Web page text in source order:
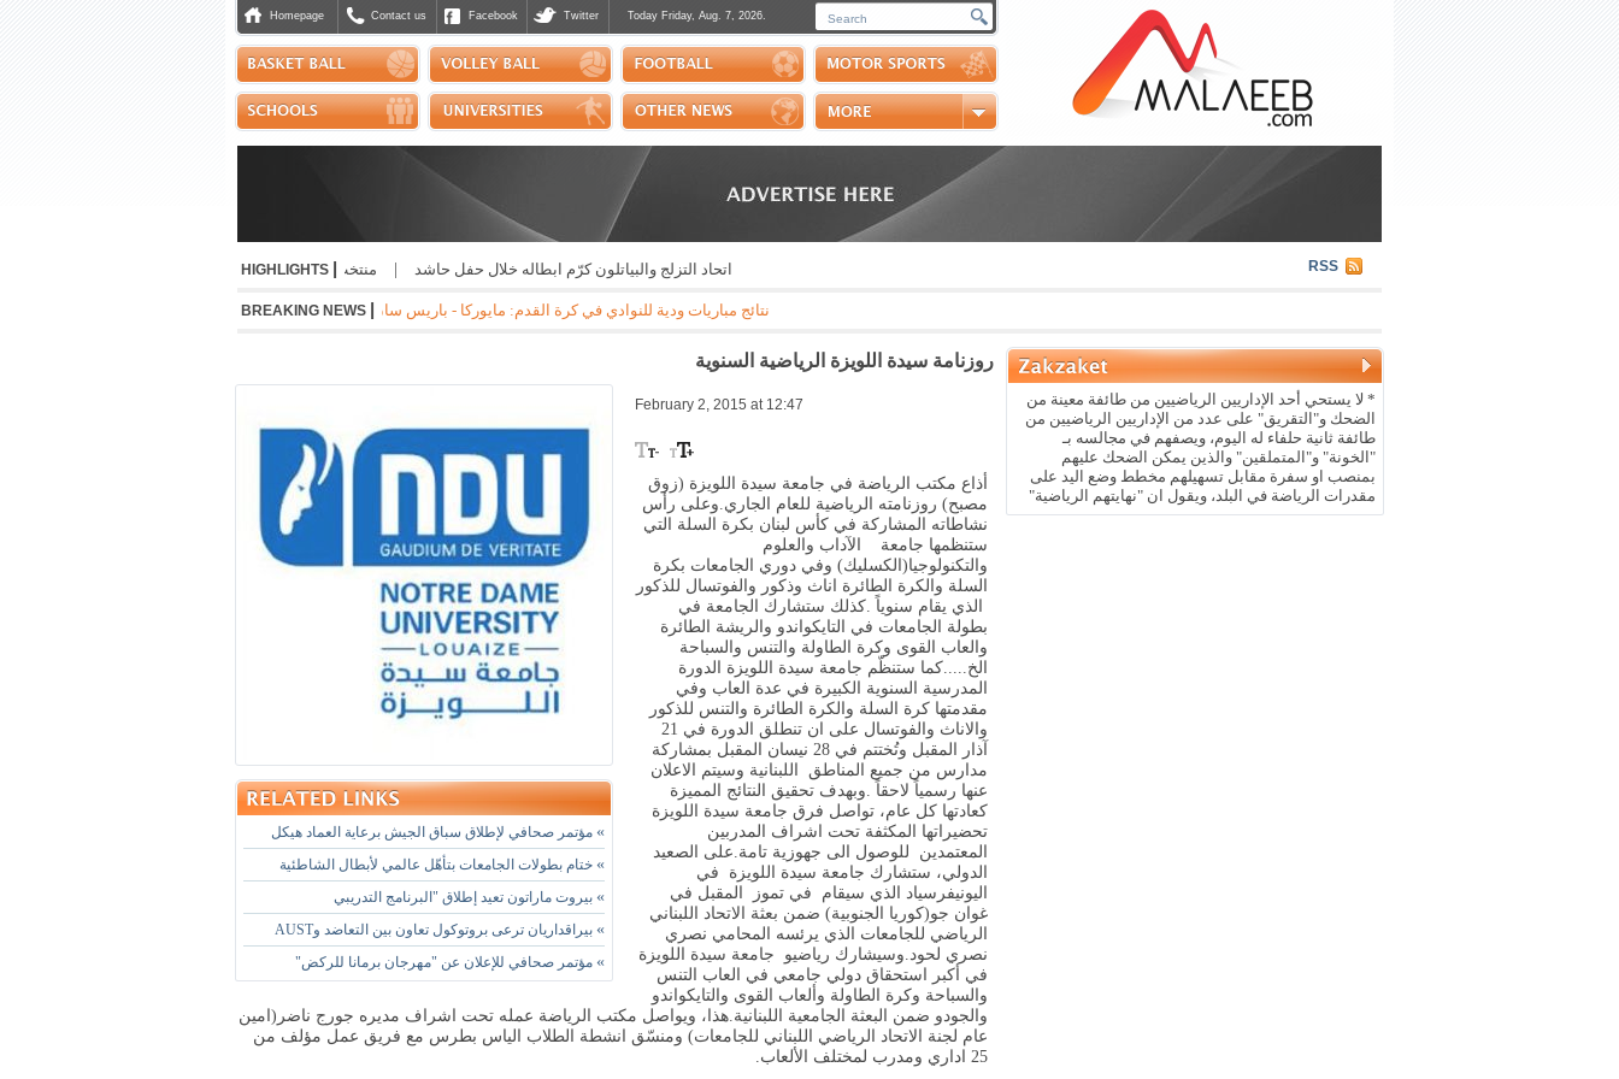
Homepage Contact us Facebook Twitter Today Friday, Aug. 7, 2026.
Polls
Scores
Handball
HIGHLIGHTS |
منتخب التايكواندو إلى "بطولة الحسن" الاردنية | اتحاد التزلج والبياتلون كرّم ابطاله خلال حفل حاشد RSS
BREAKING NEWS |
نتائج مباريات ودية للنوادي في كرة القدم: مايوركا - باريس سان جيرمان 3-0 * ريال بيتيس - ارسنال 3-1 * نابولي - اوساسونا 2-1 * جوفنتوس - تشيلسي 1-0 * مانشستر سيتي - نجوم الدوري الكوري 3-1 * ميلان - انتر 1-1
روزنامة سيدة اللويزة الرياضية السنوية
» مؤتمر صحافي لإطلاق سباق الجيش برعاية العماد هيكل
» ختام بطولات الجامعات بتأهّل عالمي لأبطال الشاطئية
» بيروت ماراتون تعيد إطلاق "البرنامج التدريبي
» بيراقداريان ترعى بروتوكول تعاون بين التعاضد وAUST
» مؤتمر صحافي للإعلان عن "مهرجان برمانا للركض"
February 2, 2015 at 12:47
أذاع مكتب الرياضة في جامعة سيدة اللويزة (زوق
مصبح) روزنامته الرياضية للعام الجاري.وعلى رأس
نشاطاته المشاركة في كأس لبنان بكرة السلة التي
ستنظمها جامعة الآداب والعلوم
والتكنولوجيا(الكسليك) وفي دوري الجامعات بكرة
السلة والكرة الطائرة اناث وذكور والفوتسال للذكور
الذي يقام سنوياً .كذلك ستشارك الجامعة في
بطولة الجامعات في التايكواندو والريشة الطائرة
والعاب القوى وكرة الطاولة والتنس والسباحة
الخ.....كما ستنظّم جامعة سيدة اللويزة الدورة
المدرسية السنوية الكبيرة في عدة العاب وفي
مقدمتها كرة السلة والكرة الطائرة والتنس للذكور
والاناث والفوتسال على ان تنطلق الدورة في 21
آذار المقبل وتُختتم في 28 نيسان المقبل بمشاركة
مدارس من جميع المناطق اللبنانية وسيتم الاعلان
عنها رسمياً لاحقاً .وبهدف تحقيق النتائج المميزة
كعادتها كل عام، تواصل فرق جامعة سيدة اللويزة
تحضيراتها المكثفة تحت اشراف المدربين
المعتمدين للوصول الى جهوزية تامة.على الصعيد
الدولي، ستشارك جامعة سيدة اللويزة في
اليونيفرسياد الذي سيقام في تموز المقبل في
غوان جو(كوريا الجنوبية) ضمن بعثة الاتحاد اللبناني
الرياضي للجامعات الذي يرئسه المحامي نصري
نصري لحود.وسيشارك رياضيو جامعة سيدة اللويزة
في أكبر استحقاق دولي جامعي في العاب التنس
والسباحة وكرة الطاولة وألعاب القوى والتايكواندو
والجودو ضمن البعثة الجامعية اللبنانية.هذا، ويواصل مكتب الرياضة عمله تحت اشراف مديره جورج ناضر(امين
عام لجنة الاتحاد الرياضي اللبناني للجامعات) ومنسّق انشطة الطلاب الياس بطرس مع فريق عمل مؤلف من
25 اداري ومدرب لمختلف الألعاب.
* لا يستحي أحد الإداريين الرياضيين من طائفة معينة من
الضحك و"التقريق" على عدد من الإداريين الرياضيين من
طائفة ثانية حلفاء له اليوم، ويصفهم في مجالسه بـ
"الخونة" و"المتملقين" والذين يمكن الضحك عليهم
بمنصب او سفرة مقابل تسهيلهم مخطط وضع اليد على
مقدرات الرياضة في البلد، ويقول ان "نهايتهم الرياضية"